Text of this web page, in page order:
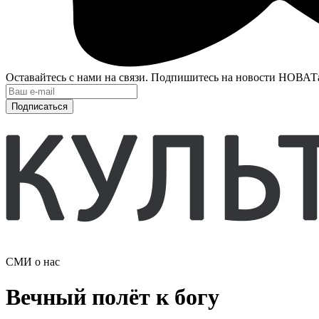
Оставайтесь с нами на связи. Подпишитесь на новости
Подписаться
СМИ о нас
Вечный полёт к богу